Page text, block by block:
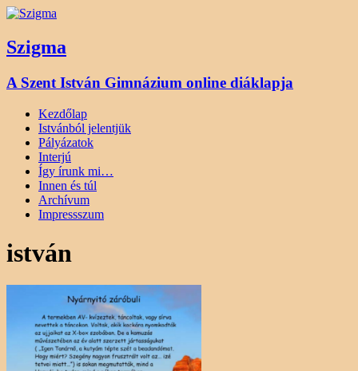
Szigma
A Szent István Gimnázium online diáklapja
Kezdőlap
Istvánból jelentjük
Pályázatok
Interjú
Így írunk mi…
Innen és túl
Archívum
Impressszum
istván